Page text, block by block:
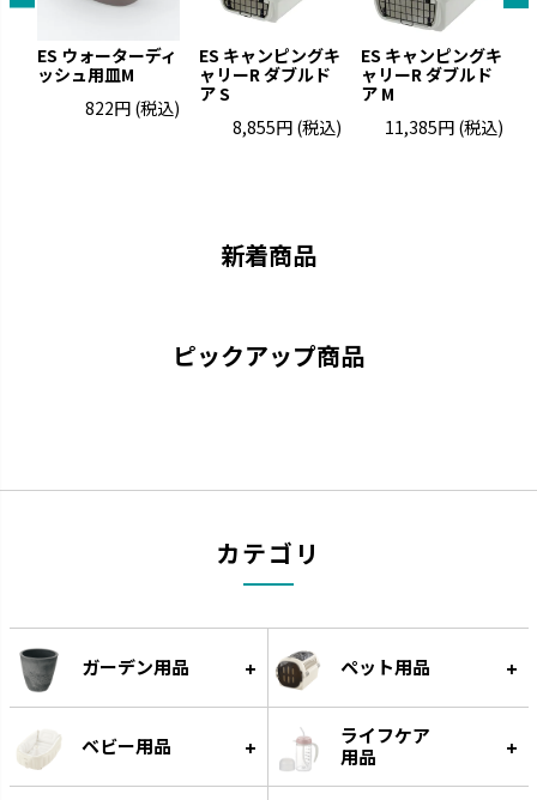
ラプレ
愛犬と一緒に遊べるコミュニケ
タイヤ素材で大満足の噛みごた
えです。
ES ウォーターディ
ッシュ用皿M
822円 (税込)
ES キャンピングキ
ャリーR ダブルド
ア S
8,855円 (税込)
ES キャンピングキ
ャリーR ダブルド
ア M
11,385円 (税込)
新着商品
ピックアップ商品
カテゴリ
ガーデン用品 ペット用品
ベビー用品
ライフケア
用品